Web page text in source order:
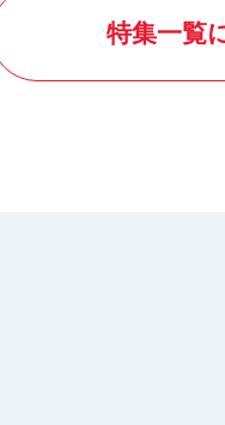
特集一覧